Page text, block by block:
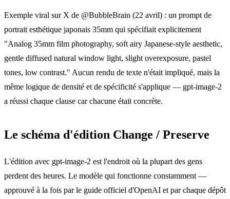
Exemple viral sur X de @BubbleBrain (22 avril) : un prompt de
portrait esthétique japonais 35mm qui spécifiait explicitement
"Analog 35mm film photography, soft airy Japanese-style aesthetic,
gentle diffused natural window light, slight overexposure, pastel
tones, low contrast." Aucun rendu de texte n'était impliqué, mais la
même logique de densité et de spécificité s'applique — gpt-image-2
a réussi chaque clause car chacune était concrète.
Le schéma d'édition Change / Preserve
L'édition avec gpt-image-2 est l'endroit où la plupart des gens
perdent des heures. Le modèle qui fonctionne constamment —
approuvé à la fois par le guide officiel d'OpenAI et par chaque dépôt